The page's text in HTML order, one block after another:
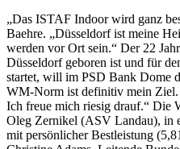
„Das ISTAF Indoor wird ganz
Baehre. „Düsseldorf ist meine
werden vor Ort sein.“ Der 22
Düsseldorf geboren ist und für
startet, will im PSD Bank Dome
WM-Norm ist definitiv mein
Ich freue mich riesig drauf.“ Die
Oleg Zernikel (ASV Landau), in
mit persönlicher Bestleistung